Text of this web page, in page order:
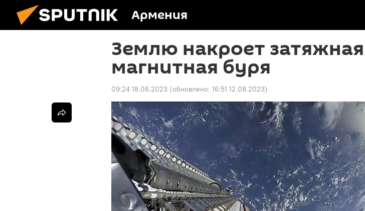
Армения
Землю накроет затяжная
магнитная буря
09:24 18.06.2023 (обновлено: 16:51 12.08.2023)